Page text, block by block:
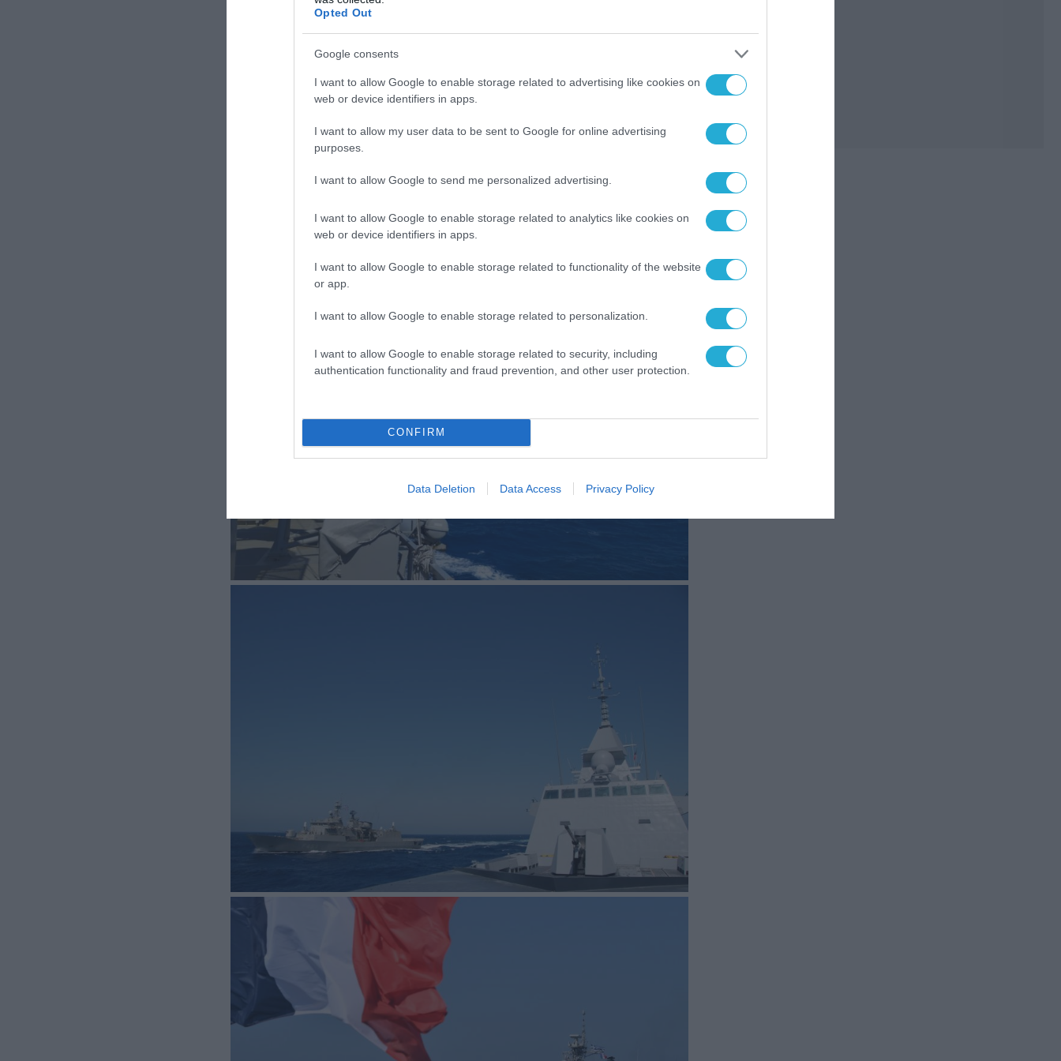
Opted Out
Google consents
I want to allow Google to enable storage related to advertising like cookies on
web or device identifiers in apps.
I want to allow my user data to be sent to Google for online advertising
purposes.
I want to allow Google to send me personalized advertising.
I want to allow Google to enable storage related to analytics like cookies on
web or device identifiers in apps.
I want to allow Google to enable storage related to functionality of the website
or app.
I want to allow Google to enable storage related to personalization.
I want to allow Google to enable storage related to security, including
authentication functionality and fraud prevention, and other user protection.
CONFIRM
Data Deletion Data Access Privacy Policy